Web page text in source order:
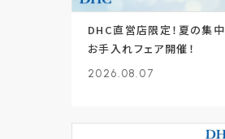
DHC直営店限定！夏の集中
お手入れフェア開催！
2026.08.07